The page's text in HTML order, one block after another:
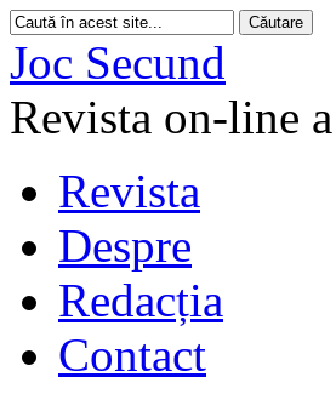
Joc Secund
Revista on-line
Revista
Despre
Redacția
Contact